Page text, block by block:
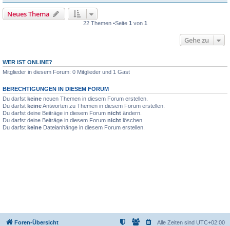
Neues Thema
22 Themen •Seite 1 von 1
Gehe zu
WER IST ONLINE?
Mitglieder in diesem Forum: 0 Mitglieder und 1 Gast
BERECHTIGUNGEN IN DIESEM FORUM
Du darfst keine neuen Themen in diesem Forum erstellen.
Du darfst keineAntworten zu Themen in diesem Forum erstellen.
Du darfst deine Beiträge in diesem Forum nicht ändern.
Du darfst deine Beiträge in diesem Forum nicht löschen.
Du darfst keine Dateianhänge in diesem Forum erstellen.
Foren-Übersicht Alle Zeiten sind UTC+02:00